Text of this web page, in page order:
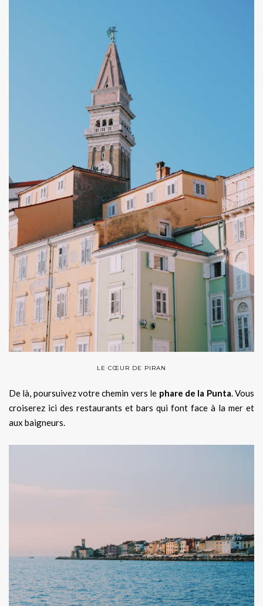
LE CŒUR DE PIRAN
De là, poursuivez votre chemin vers le phare de la Punta. Vous
croiserez ici des restaurants et bars qui font face à la mer et
aux baigneurs.